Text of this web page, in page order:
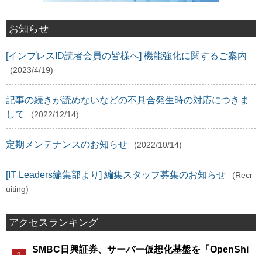
お知らせ
[インプレスID読者会員の皆様へ] 機能強化に関するご案内
(2023/4/19)
記事の続きが読めないなどの不具合発生時の対応につきま
して
(2022/12/14)
定期メンテナンスのお知らせ (2022/10/14)
[IT Leaders編集部より] 編集スタッフ募集のお知らせ
(Recr
uiting)
アクセスランキング
SMBC日興証券、サーバー仮想化基盤を「OpenShi